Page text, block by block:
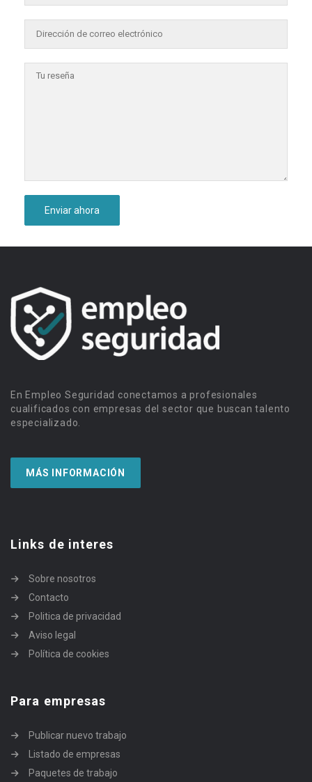
En Empleo Seguridad conectamos a profesionales
cualificados con empresas del sector que buscan talento
especializado.
MÁS INFORMACIÓN
Links de interes
Sobre nosotros
Contacto
Politica de privacidad
Aviso legal
Política de cookies
Para empresas
Publicar nuevo trabajo
Listado de empresas
Paquetes de trabajo